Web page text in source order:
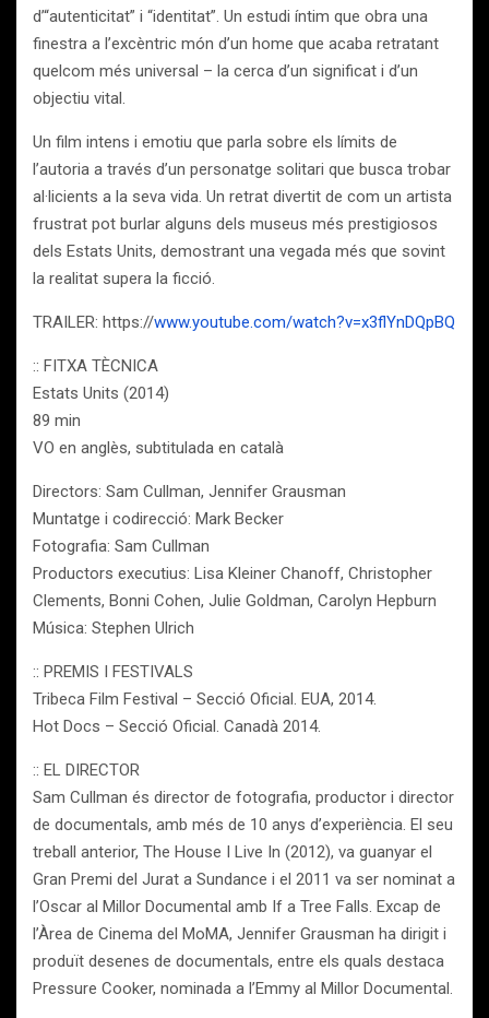
d’“autenticitat” i “identitat”. Un estudi íntim que obra una
finestra a l’excèntric món d’un home que acaba retratant
quelcom més universal – la cerca d’un significat i d’un
objectiu vital.
Un film intens i emotiu que parla sobre els límits de
l’autoria a través d’un personatge solitari que busca trobar
al·licients a la seva vida. Un retrat divertit de com un artista
frustrat pot burlar alguns dels museus més prestigiosos
dels Estats Units, demostrant una vegada més que sovint
la realitat supera la ficció.
TRAILER: https://www.youtube.com/watch?v=x3flYnDQpBQ
:: FITXA TÈCNICA
Estats Units (2014)
89 min
VO en anglès, subtitulada en català
Directors: Sam Cullman, Jennifer Grausman
Muntatge i codirecció: Mark Becker
Fotografia: Sam Cullman
Productors executius: Lisa Kleiner Chanoff, Christopher
Clements, Bonni Cohen, Julie Goldman, Carolyn Hepburn
Música: Stephen Ulrich
:: PREMIS I FESTIVALS
Tribeca Film Festival – Secció Oficial. EUA, 2014.
Hot Docs – Secció Oficial. Canadà 2014.
:: EL DIRECTOR
Sam Cullman és director de fotografia, productor i director
de documentals, amb més de 10 anys d’experiència. El seu
treball anterior, The House I Live In (2012), va guanyar el
Gran Premi del Jurat a Sundance i el 2011 va ser nominat a
l’Oscar al Millor Documental amb If a Tree Falls. Excap de
l’Àrea de Cinema del MoMA, Jennifer Grausman ha dirigit i
produït desenes de documentals, entre els quals destaca
Pressure Cooker, nominada a l’Emmy al Millor Documental.